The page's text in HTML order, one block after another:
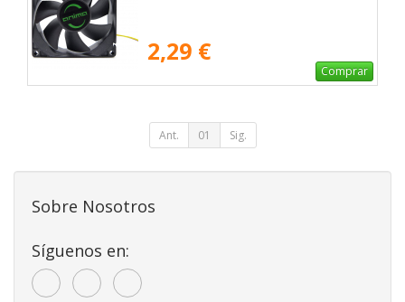
2,29 €
Comprar
Ant. 01 Sig.
Sobre Nosotros
Síguenos en: